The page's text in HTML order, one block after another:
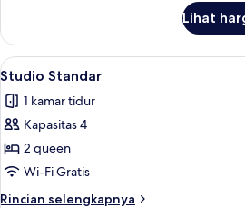
pemandangan
laut
Apartemen
Keluarga,
2
tidur,
pemandangan
Lihat
Lihat
semua
foto
untuk
Studio
Standar
10
Studio Standar
1 kamar tidur
Kapasitas 4
2 queen
Wi-Fi Gratis
Rincian selengkapnya
Rincian